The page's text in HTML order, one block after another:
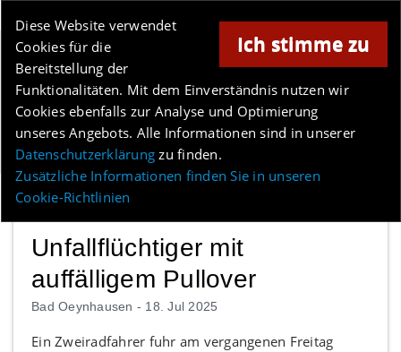
Ich stimme zu
Diese Website verwendet
Cookies für die
Bereitstellung der
Funktionalitäten. Mit dem Einverständnis nutzen wir
Cookies ebenfalls zur Analyse und Optimierung
unseres Angebots. Alle Informationen sind in unserer
Datenschutzerklärung zu finden.
Zusätzliche Informationen finden Sie in unseren
Cookie-Richtlinien
Anzeige
Menü
Unfallflüchtiger mit
auffälligem Pullover
Bad Oeynhausen - 18. Jul 2025
Ein Zweiradfahrer fuhr am vergangenen Freitag